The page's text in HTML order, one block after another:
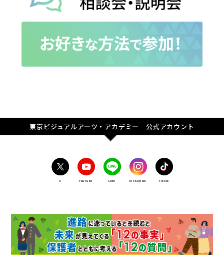
東京ビジュアルアーツ・アカデミー 公式アカウント
X YouTube LINE Instagram TikTok